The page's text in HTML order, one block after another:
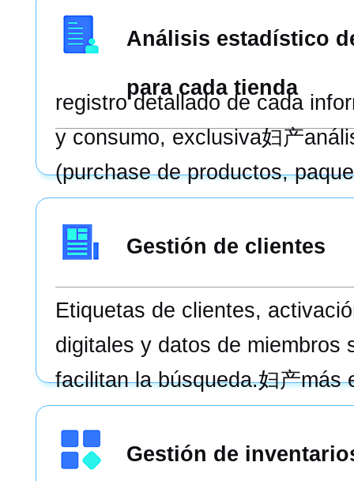
Análisis estadístico
para cada tienda
registro detallado de cada
y consumo, exclusiva妇产
(purchase de productos,
proporciona una visión
del problema lo antes posible
Gestión de clientes
Etiquetas de clientes,
digitales y datos de miembros
facilitan la búsqueda.妇产más
Gestión de